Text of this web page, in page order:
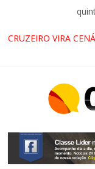
CRUZEIRO VIRA
PROMOTOR DO
ACESSO À
ALTERNATIVAS
LORENA,
PELA FÁBRICA DA